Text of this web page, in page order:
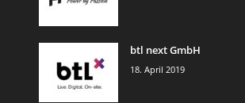
btl next GmbH
18. April 2019